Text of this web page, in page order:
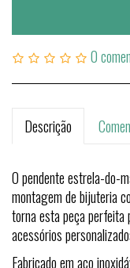
0
Descrição
O pendente estrela-do-
montagem de bijuteria
torna esta peça perfeita
acessórios
Fabricado em aço